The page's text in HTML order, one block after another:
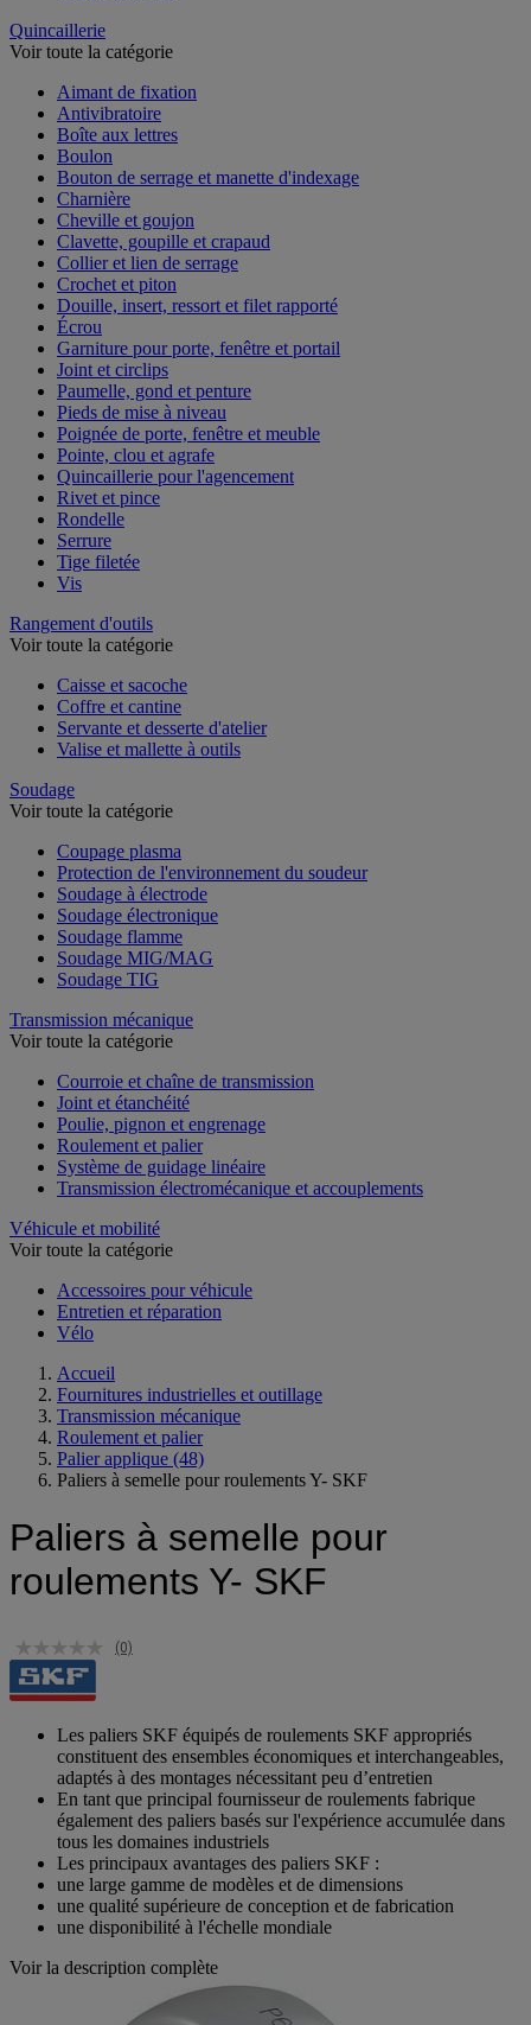
Quincaillerie
Voir toute la catégorie
Aimant de fixation
Antivibratoire
Boîte aux lettres
Boulon
Bouton de serrage et manette d'indexage
Charnière
Cheville et goujon
Clavette, goupille et crapaud
Collier et lien de serrage
Crochet et piton
Douille, insert, ressort et filet rapporté
Écrou
Garniture pour porte, fenêtre et portail
Joint et circlips
Paumelle, gond et penture
Pieds de mise à niveau
Poignée de porte, fenêtre et meuble
Pointe, clou et agrafe
Quincaillerie pour l'agencement
Rivet et pince
Rondelle
Serrure
Tige filetée
Vis
Rangement d'outils
Voir toute la catégorie
Caisse et sacoche
Coffre et cantine
Servante et desserte d'atelier
Valise et mallette à outils
Soudage
Voir toute la catégorie
Coupage plasma
Protection de l'environnement du soudeur
Soudage à électrode
Soudage électronique
Soudage flamme
Soudage MIG/MAG
Soudage TIG
Transmission mécanique
Voir toute la catégorie
Courroie et chaîne de transmission
Joint et étanchéité
Poulie, pignon et engrenage
Roulement et palier
Système de guidage linéaire
Transmission électromécanique et accouplements
Véhicule et mobilité
Voir toute la catégorie
Accessoires pour véhicule
Entretien et réparation
Vélo
Accueil
Fournitures industrielles et outillage
Transmission mécanique
Roulement et palier
Palier applique (48)
Paliers à semelle pour roulements Y- SKF
Paliers à semelle pour
roulements Y- SKF
(0)
Les paliers SKF équipés de roulements SKF appropriés
constituent des ensembles économiques et interchangeables,
adaptés à des montages nécessitant peu d’entretien
En tant que principal fournisseur de roulements fabrique
également des paliers basés sur l'expérience accumulée dans
tous les domaines industriels
Les principaux avantages des paliers SKF :
une large gamme de modèles et de dimensions
une qualité supérieure de conception et de fabrication
une disponibilité à l'échelle mondiale
Voir la description complète